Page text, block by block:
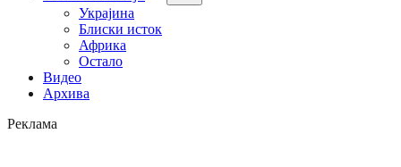
Украјина
Блиски исток
Африка
Остало
Видео
Архива
Реклама